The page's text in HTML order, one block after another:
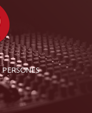
PERSONES